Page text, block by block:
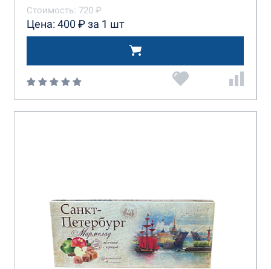
Стоимость: 720 ₽
Цена: 400 ₽ за 1 шт